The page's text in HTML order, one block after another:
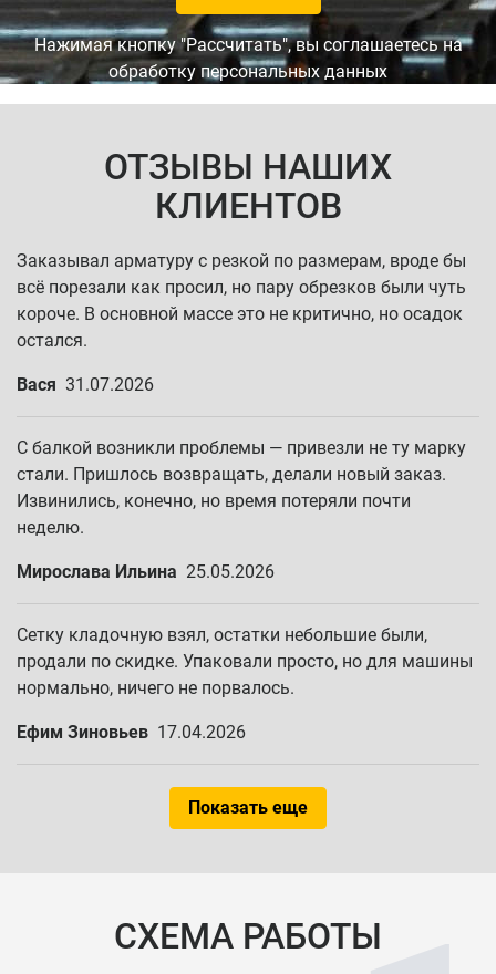
Нажимая кнопку "Рассчитать", вы соглашаетесь на
обработку персональных данных
ОТЗЫВЫ НАШИХ
КЛИЕНТОВ
Заказывал арматуру с резкой по размерам, вроде бы
всё порезали как просил, но пару обрезков были чуть
короче. В основной массе это не критично, но осадок
остался.
Вася 31.07.2026
С балкой возникли проблемы — привезли не ту марку
стали. Пришлось возвращать, делали новый заказ.
Извинились, конечно, но время потеряли почти
неделю.
Мирослава Ильина 25.05.2026
Сетку кладочную взял, остатки небольшие были,
продали по скидке. Упаковали просто, но для машины
нормально, ничего не порвалось.
Ефим Зиновьев 17.04.2026
Показать еще
СХЕМА РАБОТЫ